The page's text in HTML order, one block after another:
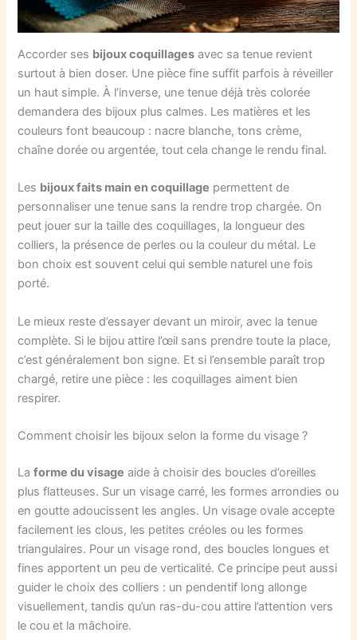
Accorder ses bijoux coquillages avec sa tenue revient
surtout à bien doser. Une pièce fine suffit parfois à réveiller
un haut simple. À l’inverse, une tenue déjà très colorée
demandera des bijoux plus calmes. Les matières et les
couleurs font beaucoup : nacre blanche, tons crème,
chaîne dorée ou argentée, tout cela change le rendu final.
Les bijoux faits main en coquillage permettent de
personnaliser une tenue sans la rendre trop chargée. On
peut jouer sur la taille des coquillages, la longueur des
colliers, la présence de perles ou la couleur du métal. Le
bon choix est souvent celui qui semble naturel une fois
porté.
Le mieux reste d’essayer devant un miroir, avec la tenue
complète. Si le bijou attire l’œil sans prendre toute la place,
c’est généralement bon signe. Et si l’ensemble paraît trop
chargé, retire une pièce : les coquillages aiment bien
respirer.
Comment choisir les bijoux selon la forme du visage ?
Laforme du visage aide à choisir des boucles d’oreilles
plus flatteuses. Sur un visage carré, les formes arrondies ou
en goutte adoucissent les angles. Un visage ovale accepte
facilement les clous, les petites créoles ou les formes
triangulaires. Pour un visage rond, des boucles longues et
fines apportent un peu de verticalité. Ce principe peut aussi
guider le choix des colliers : un pendentif long allonge
visuellement, tandis qu’un ras-du-cou attire l’attention vers
le cou et la mâchoire.